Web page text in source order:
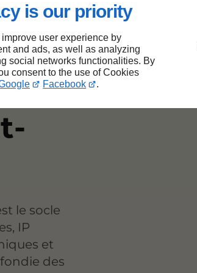
is our priority
user experience by
and ads, as well as analyzing
social networks functionalities. By
consent to the use of Cookies
Facebook .
le socle
IP
et
des